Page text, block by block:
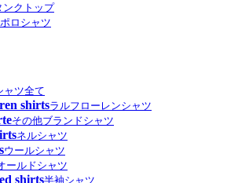
ンクトップ
ポロシャツ
ャツ全て
shirtsラルフローレンシャツ
その他ブランドシャツ
ネルシャツ
ウールシャツ
ールドシャツ
shirts半袖シャツ